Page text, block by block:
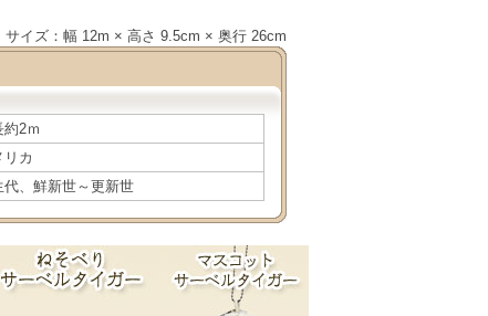
サイズ：幅 12m × 高さ 9.5cm × 奥行 26cm
約2ｍ
リカ
代、鮮新世～更新世